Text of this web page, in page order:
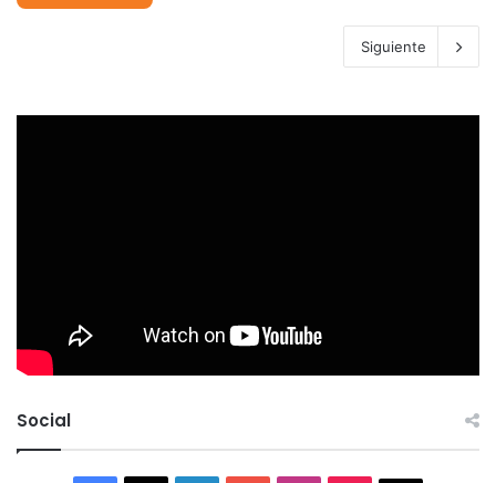
Siguiente
Social